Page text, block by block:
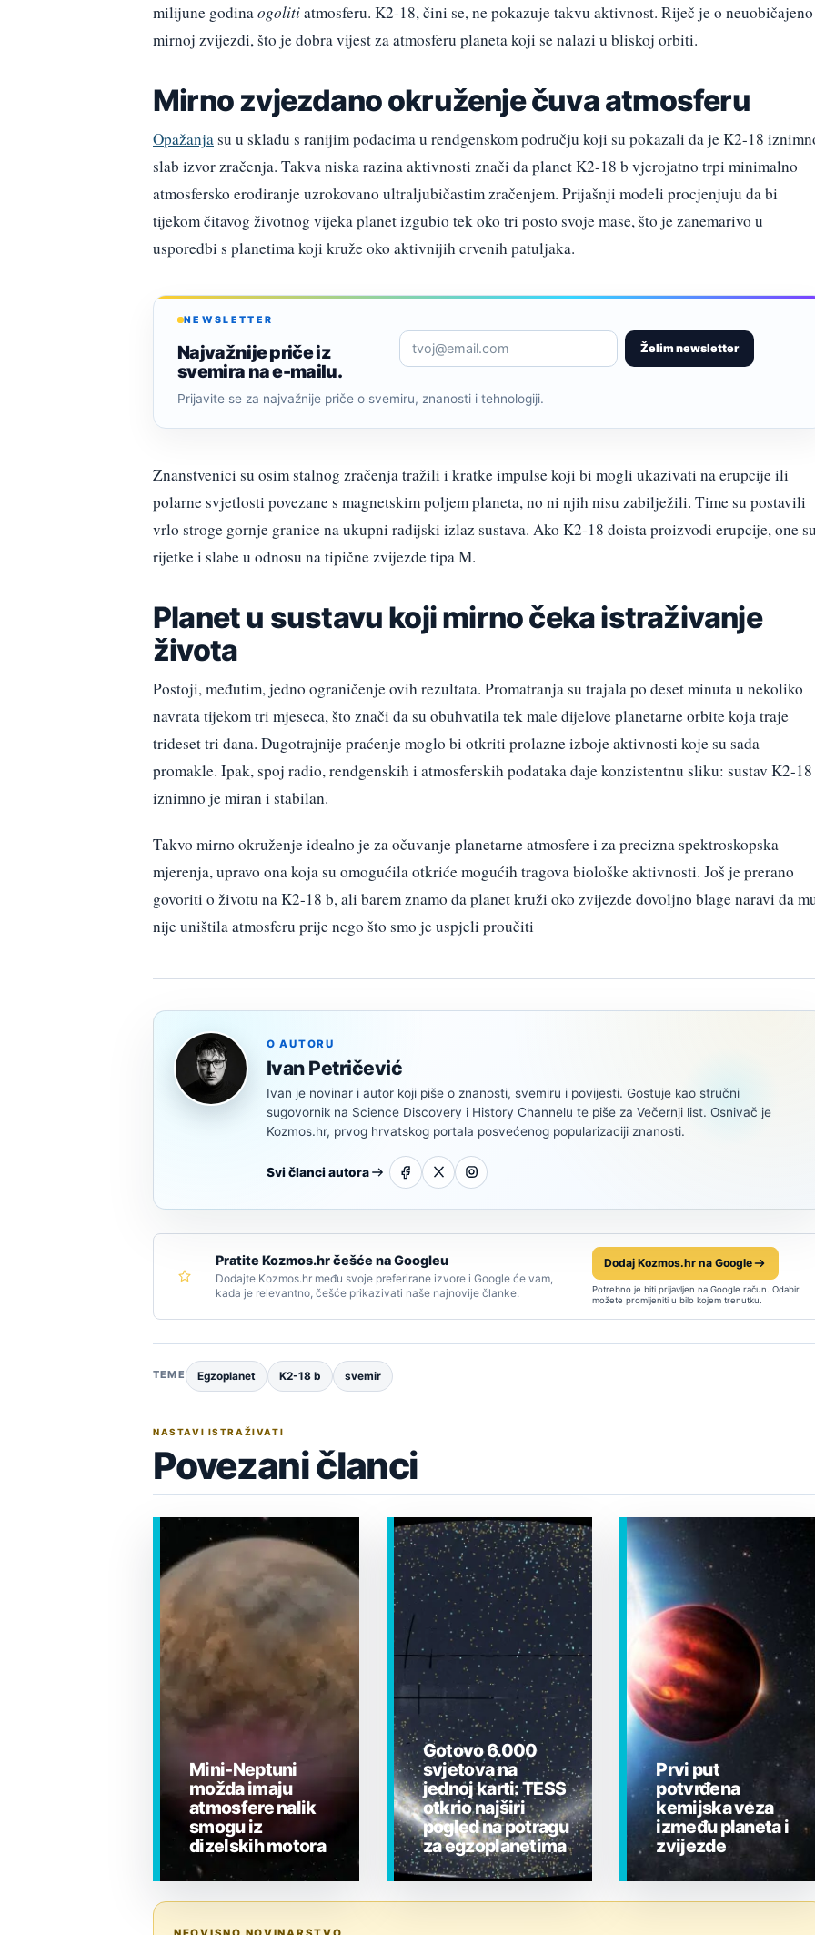
milijune godinaogolitiatmosferu. K2-18, čini se, ne pokazuje takvu aktivnost. Riječ je o neuobičajeno
mirnoj zvijezdi, što je dobra vijest za atmosferu planeta koji se nalazi u bliskoj orbiti.
Mirno zvjezdano okruženje čuva atmosferu
Opažanjasu u skladu s ranijim podacima u rendgenskom području koji su pokazali da je K2-18
slab izvor zračenja. Takva niska razina aktivnosti znači da planet K2-18 b vjerojatno trpi minimalno
atmosfersko erodiranje uzrokovano ultraljubičastim zračenjem. Prijašnji modeli procjenjuju da bi
tijekom čitavog životnog vijeka planet izgubio tek oko tri posto svoje mase, što je zanemarivo u
usporedbi s planetima koji kruže oko aktivnijih crvenih patuljaka.
NEWSLETTER
Najvažnije priče iz
svemira na e-mailu.
Želim newsletter
Prijavite se za najvažnije priče o svemiru, znanosti i tehnologiji.
Znanstvenici su osim stalnog zračenja tražili i kratke impulse koji bi mogli ukazivati na erupcije ili
polarne svjetlosti povezane s magnetskim poljem planeta, no ni njih nisu zabilježili. Time su postavili
vrlo stroge gornje granice na ukupni radijski izlaz sustava. Ako K2-18 doista proizvodi erupcije, one
rijetke i slabe u odnosu na tipične zvijezde tipa M.
Planet u sustavu koji mirno čeka istraživanje
života
Postoji, međutim, jedno ograničenje ovih rezultata. Promatranja su trajala po deset minuta u nekoliko
navrata tijekom tri mjeseca, što znači da su obuhvatila tek male dijelove planetarne orbite koja traje
trideset tri dana. Dugotrajnije praćenje moglo bi otkriti prolazne izboje aktivnosti koje su sada
promakle. Ipak, spoj radio, rendgenskih i atmosferskih podataka daje konzistentnu sliku: sustav K2-18
iznimno je miran i stabilan.
Takvo mirno okruženje idealno je za očuvanje planetarne atmosfere i za precizna spektroskopska
mjerenja, upravo ona koja su omogućila otkriće mogućih tragova biološke aktivnosti. Još je prerano
govoriti o životu na K2-18 b, ali barem znamo da planet kruži oko zvijezde dovoljno blage naravi da
nije uništila atmosferu prije nego što smo je uspjeli proučiti
O AUTORU
Ivan Petričević
Ivan je novinar i autor koji piše o znanosti, svemiru i povijesti. Gostuje kao stručni
sugovornik na Science Discovery i History Channelu te piše za Večernji list. Osnivač je
Kozmos.hr, prvog hrvatskog portala posvećenog popularizaciji znanosti.
Svi članci autora
Pratite Kozmos.hr češće na Googleu
Dodajte Kozmos.hr među svoje preferirane izvore i Google će vam,
kada je relevantno, češće prikazivati naše najnovije članke.
Dodaj Kozmos.hr na Google
Potrebno je biti prijavljen na Google račun. Odabir
možete promijeniti u bilo kojem trenutku.
TEME Egzoplanet K2-18 b svemir
NASTAVI ISTRAŽIVATI
Povezani članci
Mini-Neptuni
možda imaju
atmosfere nalik
smogu iz
dizelskih motora
Gotovo 6.000
svjetova na
jednoj karti: TESS
otkrio najširi
pogled na potragu
za egzoplanetima
Prvi put
potvrđena
kemijska veza
između planeta i
zvijezde